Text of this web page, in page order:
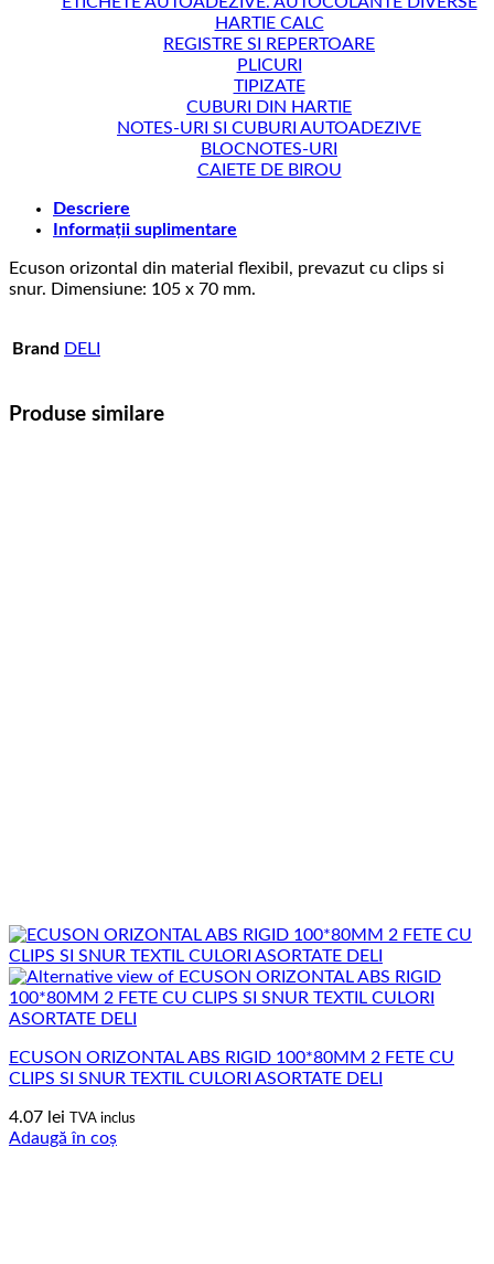
HARTIE CALC
REGISTRE SI REPERTOARE
PLICURI
TIPIZATE
CUBURI DIN HARTIE
NOTES-URI SI CUBURI AUTOADEZIVE
BLOCNOTES-URI
CAIETE DE BIROU
Descriere
Informații suplimentare
Ecuson orizontal din material flexibil, prevazut cu clips si
snur. Dimensiune: 105 x 70 mm.
Brand DELI
Produse similare
ECUSON ORIZONTAL ABS RIGID 100*80MM 2 FETE CU
CLIPS SI SNUR TEXTIL CULORI ASORTATE DELI
4.07 lei TVA inclus
Adaugă în coș